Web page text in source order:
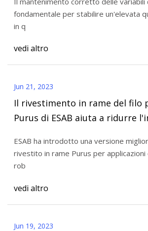
fondamentale per stabilire un'elevata
in q
vedi altro
Jun 21, 2023
Il rivestimento in rame del filo
Purus di ESAB aiuta a ridurre
ESAB ha introdotto una versione
rivestito in rame Purus per applicazioni
rob
vedi altro
Jun 19, 2023